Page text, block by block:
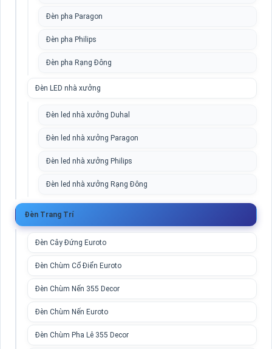
Đèn pha Paragon
Đèn pha Philips
Đèn pha Rạng Đông
Đèn LED nhà xưởng
Đèn led nhà xưởng Duhal
Đèn led nhà xưởng Paragon
Đèn led nhà xưởng Philips
Đèn led nhà xưởng Rạng Đông
Đèn Trang Trí
Đèn Cây Đứng Euroto
Đèn Chùm Cổ Điển Euroto
Đèn Chùm Nến 355 Decor
Đèn Chùm Nến Euroto
Đèn Chùm Pha Lê 355 Decor